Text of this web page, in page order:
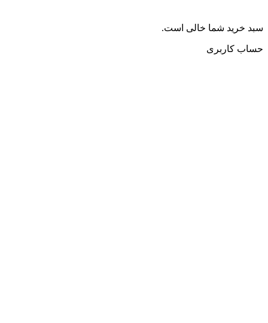
سبد خرید شما خالی است.
حساب کاربری